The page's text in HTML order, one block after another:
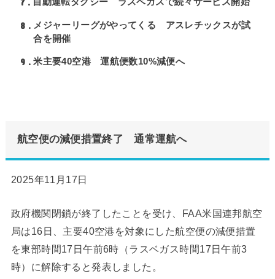
自動運転タクシー ラスベガスで続々サービス開始
8
メジャーリーグがやってくる アスレチックスが試
合を開催
9 米主要40空港 運航便数10%減便へ
航空便の減便措置終了 通常運航へ
2025年11月17日
政府機関閉鎖が終了したことを受け、FAA米国連邦航空
局は16日、主要40空港を対象にした航空便の減便措置
を東部時間17日午前6時（ラスベガス時間17日午前3
時）に解除すると発表しました。